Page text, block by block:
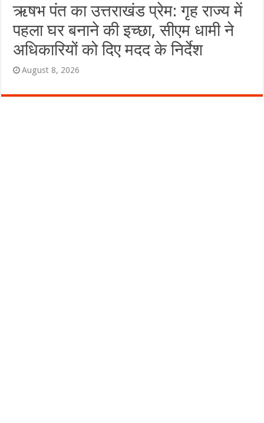
ऋषभ पंत का उत्तराखंड प्रेम: गृह राज्य में
पहला घर बनाने की इच्छा, सीएम धामी ने
अधिकारियों को दिए मदद के निर्देश
August 8, 2026